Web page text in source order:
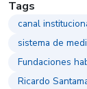
Tags
canal
sistema de
Fundaciones
Ricardo